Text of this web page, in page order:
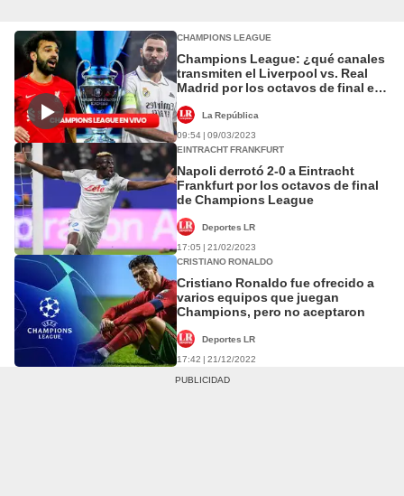
CHAMPIONS LEAGUE
Champions League: ¿qué canales
transmiten el Liverpool vs. Real
Madrid por los octavos de final en
La República
09:54 | 09/03/2023
EINTRACHT FRANKFURT
Napoli derrotó 2-0 a Eintracht
Frankfurt por los octavos de final
de Champions League
Deportes LR
17:05 | 21/02/2023
CRISTIANO RONALDO
Cristiano Ronaldo fue ofrecido a
varios equipos que juegan
Champions, pero no aceptaron
Deportes LR
17:42 | 21/12/2022